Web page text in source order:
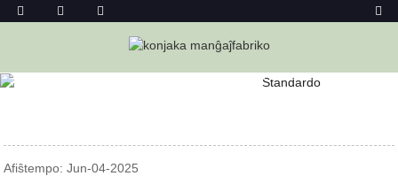
Hejmo Novaĵoj
La Finfina Gvidilo Al KetoSlimmo Konjaka
Afiŝtempo: Jun-04-2025